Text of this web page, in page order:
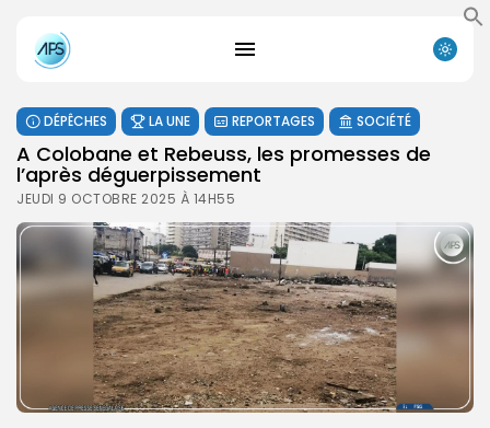
DÉPÊCHES LA UNE REPORTAGES SOCIÉTÉ
A Colobane et Rebeuss, les promesses de
l’après déguerpissement
JEUDI 9 OCTOBRE 2025 À 14H55